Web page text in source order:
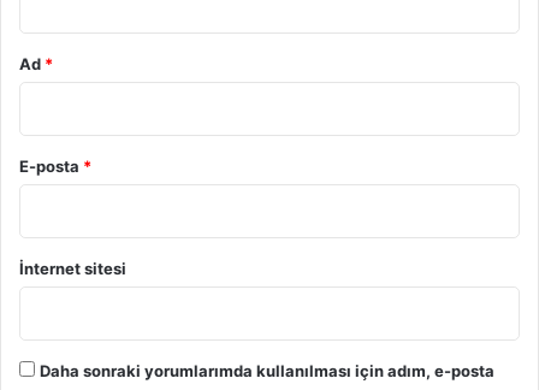
Ad *
E-posta *
İnternet sitesi
Daha sonraki yorumlarımda kullanılması için adım, e-posta